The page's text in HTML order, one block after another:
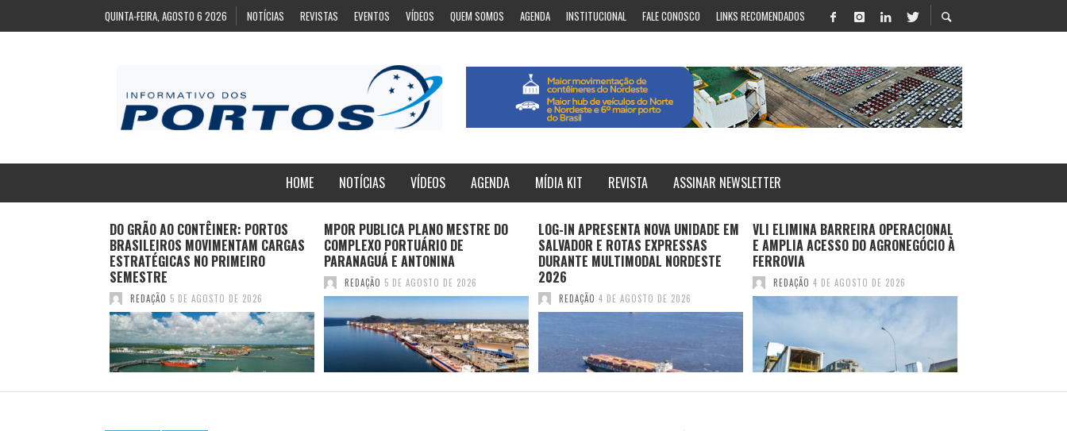
QUINTA-FEIRA, AGOSTO 6 2026 NOTÍCIAS REVISTAS EVENTOS VÍDEOS QUEM SOMOS AGENDA INSTITUCIONAL FALE CONOSCO LINKS RECOMENDADOS
HOME NOTÍCIAS VÍDEOS AGENDA MÍDIA KIT REVISTA ASSINAR NEWSLETTER
DO GRÃO AO CONTÊINER: PORTOS
BRASILEIROS MOVIMENTAM CARGAS
ESTRATÉGICAS NO PRIMEIRO
SEMESTRE
REDAÇÃO 5 DE AGOSTO DE 2026
MPOR PUBLICA PLANO MESTRE DO
COMPLEXO PORTUÁRIO DE
PARANAGUÁ E ANTONINA
REDAÇÃO 5 DE AGOSTO DE 2026
LOG-IN APRESENTA NOVA UNIDADE EM
SALVADOR E ROTAS EXPRESSAS
DURANTE MULTIMODAL NORDESTE
2026
REDAÇÃO 4 DE AGOSTO DE 2026
VLI ELIMINA BARREIRA OPERACIONAL
E AMPLIA ACESSO DO AGRONEGÓCIO À
FERROVIA
REDAÇÃO 4 DE AGOSTO DE 2026